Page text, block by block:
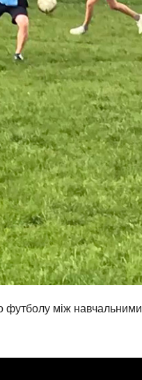
між